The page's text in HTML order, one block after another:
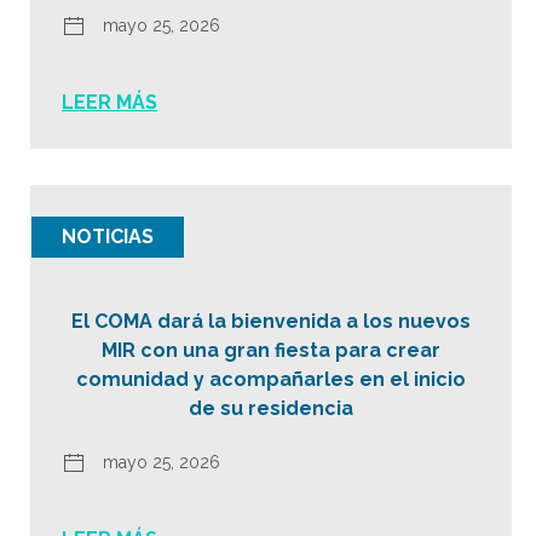
mayo 25, 2026
LEER MÁS
NOTICIAS
El COMA dará la bienvenida a los nuevos
MIR con una gran fiesta para crear
comunidad y acompañarles en el inicio
de su residencia
mayo 25, 2026